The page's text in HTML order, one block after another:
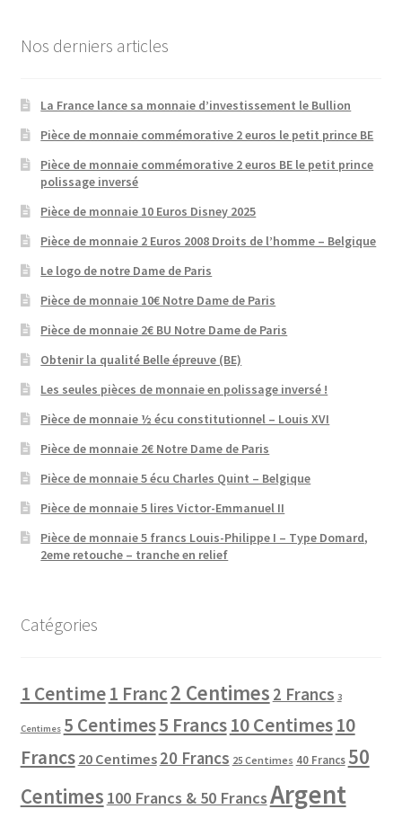
Nos derniers articles
La France lance sa monnaie d’investissement le Bullion
Pièce de monnaie commémorative 2 euros le petit prince BE
Pièce de monnaie commémorative 2 euros BE le petit prince
polissage inversé
Pièce de monnaie 10 Euros Disney 2025
Pièce de monnaie 2 Euros 2008 Droits de l’homme – Belgique
Le logo de notre Dame de Paris
Pièce de monnaie 10€ Notre Dame de Paris
Pièce de monnaie 2€ BU Notre Dame de Paris
Obtenir la qualité Belle épreuve (BE)
Les seules pièces de monnaie en polissage inversé !
Pièce de monnaie ½ écu constitutionnel – Louis XVI
Pièce de monnaie 2€ Notre Dame de Paris
Pièce de monnaie 5 écu Charles Quint – Belgique
Pièce de monnaie 5 lires Victor-Emmanuel II
Pièce de monnaie 5 francs Louis-Philippe I – Type Domard,
2eme retouche – tranche en relief
Catégories
1 Centime1 Franc2 Centimes 2 Francs 3
Centimes 5 Centimes5 Francs10 Centimes10
Francs 20 Centimes 20 Francs 25 Centimes 40 Francs 50
Centimes 100 Francs & 50 FrancsArgent